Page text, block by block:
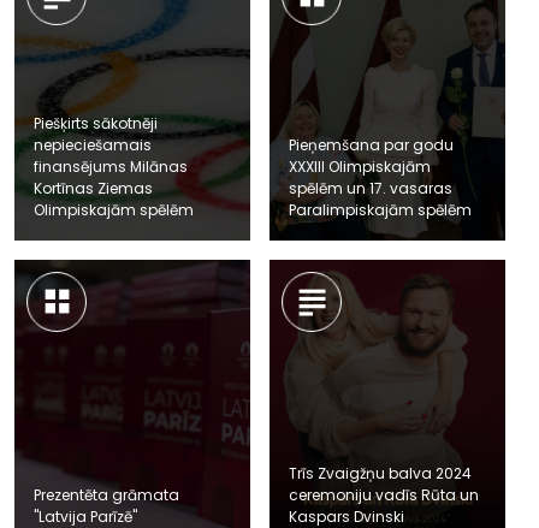
Piešķirts sākotnēji
nepieciešamais
finansējums Milānas
Kortīnas Ziemas
Olimpiskajām spēlēm
Pieņemšana par godu
XXXIII Olimpiskajām
spēlēm un 17. vasaras
Paralimpiskajām spēlēm
Prezentēta grāmata
"Latvija Parīzē"
Trīs Zvaigžņu balva 2024
ceremoniju vadīs Rūta un
Kaspars Dvinski